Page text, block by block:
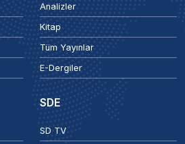
Analizler
Kitap
Tüm Yayınlar
E-Dergiler
SDE
SD TV